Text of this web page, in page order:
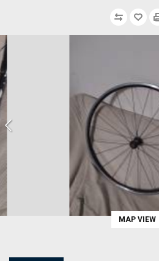
MAP VIEW